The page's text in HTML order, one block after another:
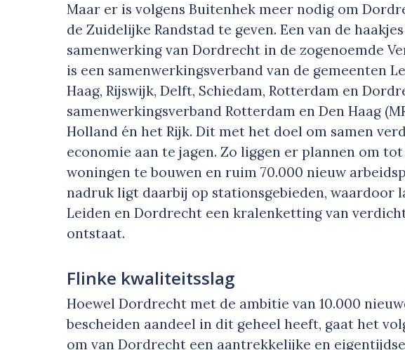
Maar er is volgens Buitenhek meer nodig om
de Zuidelijke Randstad te geven. Een van de
samenwerking van Dordrecht in de zogenoemde
is een samenwerkingsverband van de gemeenten
Haag, Rijswijk, Delft, Schiedam, Rotterdam en
samenwerkingsverband Rotterdam en Den Haag
Holland én het Rijk. Dit met het doel om samen
economie aan te jagen. Zo liggen er plannen om tot
woningen te bouwen en ruim 70.000 nieuw
nadruk ligt daarbij op stationsgebieden, waardoor
Leiden en Dordrecht een kralenketting van
ontstaat.
Flinke kwaliteitsslag
Hoewel Dordrecht met de ambitie van 10.000
bescheiden aandeel in dit geheel heeft, gaat het
om van Dordrecht een aantrekkelijke en